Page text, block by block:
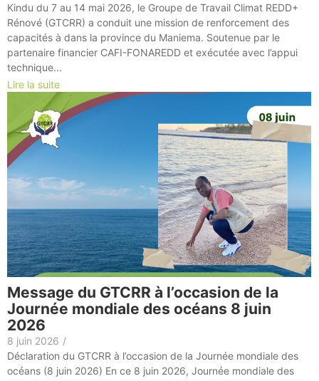
Kindu du 7 au 14 mai 2026, le Groupe de Travail Climat REDD+
Rénové (GTCRR) a conduit une mission de renforcement des
capacités à dans la province du Maniema. Soutenue par le
partenaire financier CAFI-FONAREDD et exécutée avec l’appui
technique...
Lire la suite
Message du GTCRR à l’occasion de la
Journée mondiale des océans 8 juin
2026
8 juin 2026 /
Déclaration du GTCRR à l’occasion de la Journée mondiale des
océans (8 juin 2026) En ce 8 juin 2026, Journée mondiale des